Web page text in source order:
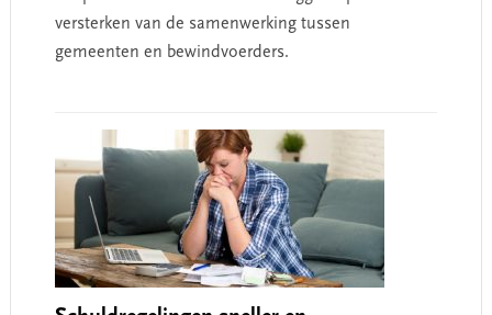
versterken van de samenwerking tussen
gemeenten en bewindvoerders.